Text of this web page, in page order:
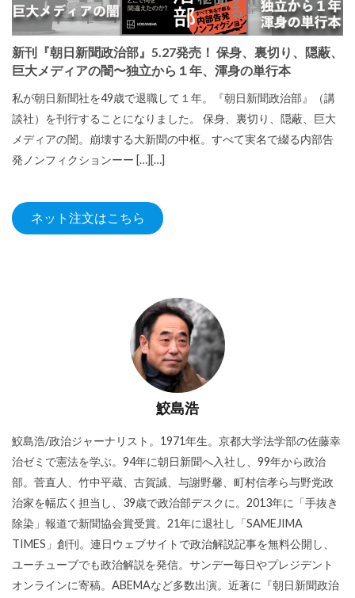
新刊『朝日新聞政治部』5.27発売！ 保身、裏切り、隠蔽、
巨大メディアの闇〜独立から１年、渾身の単行本
私が朝日新聞社を49歳で退職して１年。『朝日新聞政治部』（講
談社）を刊行することになりました。 保身、裏切り、隠蔽、巨大
メディアの闇。崩壊する大新聞の中枢。すべて実名で綴る内部告
発ノンフィクションーー […][…]
ネット注文はこちら
鮫島浩
鮫島浩/政治ジャーナリスト。1971年生。京都大学法学部の佐藤幸
治ゼミで憲法を学ぶ。94年に朝日新聞へ入社し、99年から政治
部。菅直人、竹中平蔵、古賀誠、与謝野馨、町村信孝ら与野党政
治家を幅広く担当し、39歳で政治部デスクに。2013年に「手抜き
除染」報道で新聞協会賞受賞。21年に退社し「SAMEJIMA
TIMES」創刊。連日ウェブサイトで政治解説記事を無料公開し、
ユーチューブでも政治解説を発信。サンデー毎日やプレジデント
オンラインに寄稿。ABEMAなど多数出演。近著に『朝日新聞政治